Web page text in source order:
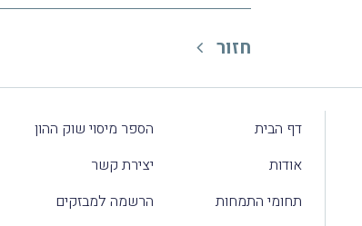
חזור
דף הבית
אודות
תחומי התמחות
הספר מיסוי שוק ההון
יצירת קשר
הרשמה למבזקים